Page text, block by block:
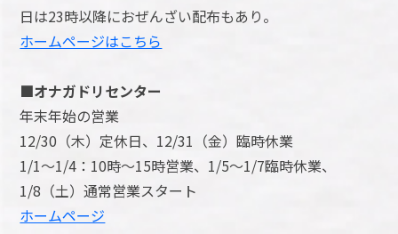
日は23時以降におぜんざい配布もあり。
ホームページはこちら
■オナガドリセンター
年末年始の営業
12/30（木）定休日、12/31（金）臨時休業
1/1～1/4：10時～15時営業、1/5～1/7臨時休業、
1/8（土）通常営業スタート
ホームページ